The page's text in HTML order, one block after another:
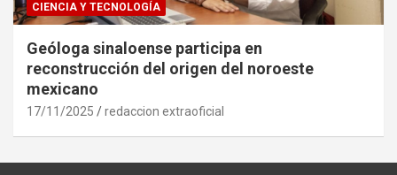
CIENCIA Y TECNOLOGÍA
Geóloga sinaloense participa en
reconstrucción del origen del noroeste
mexicano
17/11/2025 redaccion extraoficial